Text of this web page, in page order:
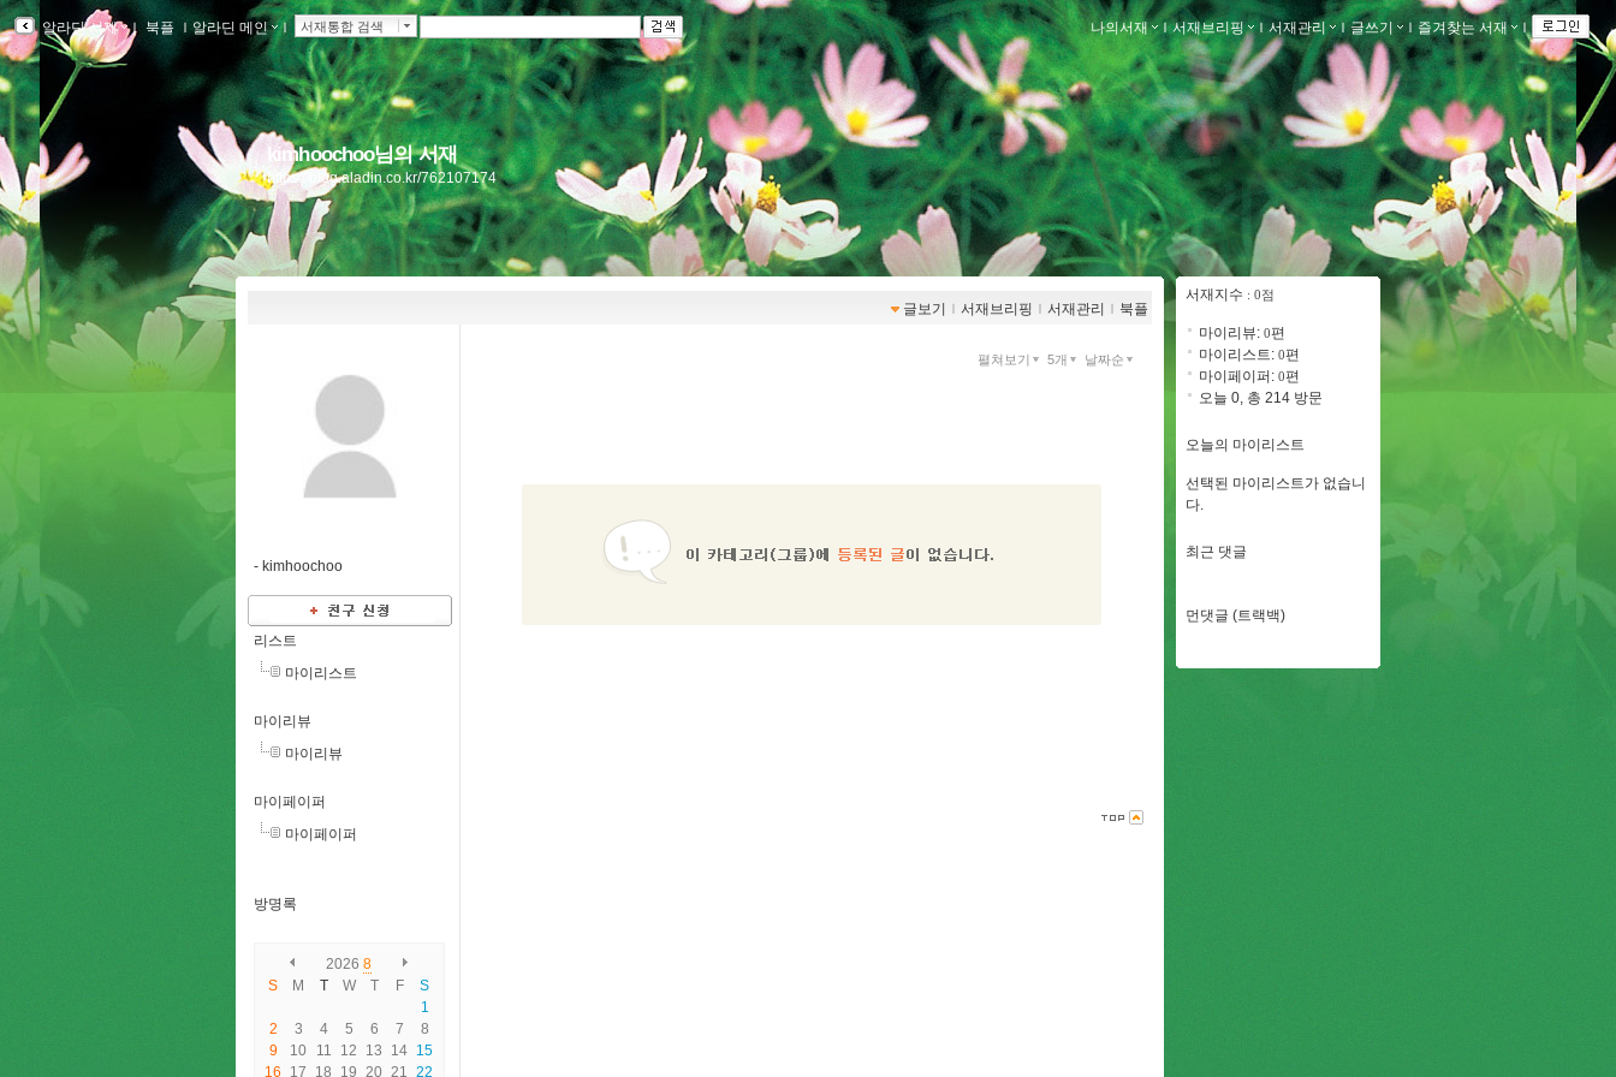
알라딘 서재 ｌ 북플 ｌ 알라딘 메인 ｌ 서재통합 검색 나의서재 ｌ서재브리핑 ｌ서재관리 ｌ글쓰기 ｌ 즐겨찾는 서재 ｌ
kimhoochoo님의 서재
https://blog.aladin.co.kr/762107174
글보기 ｌ 서재브리핑 ｌ 서재관리 ｌ 북플
- kimhoochoo
리스트
마이리스트
마이리뷰
마이리뷰
마이페이퍼
마이페이퍼
방명록
2026 8
S
M T W T F
S
1
2
3 4 5 6 7
8
9
10 11 12 13 14 15
16
17 18 19 20 21 22
펼쳐보기 5개 날짜순
서재지수 : 0점
마이리뷰: 0편
마이리스트: 0편
마이페이퍼: 0편
오늘 0, 총 214 방문
오늘의 마이리스트
선택된 마이리스트가 없습니
다.
최근 댓글
먼댓글 (트랙백)